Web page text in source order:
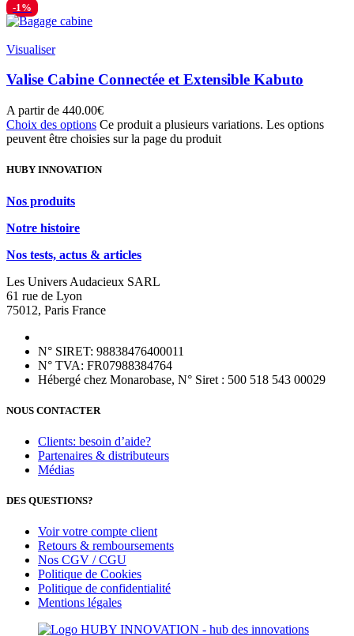
-1%
Visualiser
Valise Cabine Connectée et Extensible Kabuto
A partir de 440.00€
Choix des options Ce produit a plusieurs variations. Les options
peuvent être choisies sur la page du produit
HUBY INNOVATION
Nos produits
Notre histoire
Nos tests, actus & articles
Les Univers Audacieux SARL
61 rue de Lyon
75012, Paris France
N° SIRET: 98838476400011
N° TVA: FR07988384764
Hébergé chez Monarobase, N° Siret : 500 518 543 00029
NOUS CONTACTER
Clients: besoin d’aide?
Partenaires & distributeurs
Médias
DES QUESTIONS?
Voir votre compte client
Retours & remboursements
Nos CGV / CGU
Politique de Cookies
Politique de confidentialité
Mentions légales